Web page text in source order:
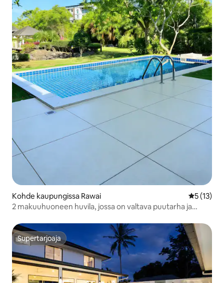
Kohde kaupungissa Rawai
5 (13)
2 makuuhuoneen huvila, jossa on valtava puutarha ja
Rawai Beachiltä
Supertarjoaja
Supertarjoaja